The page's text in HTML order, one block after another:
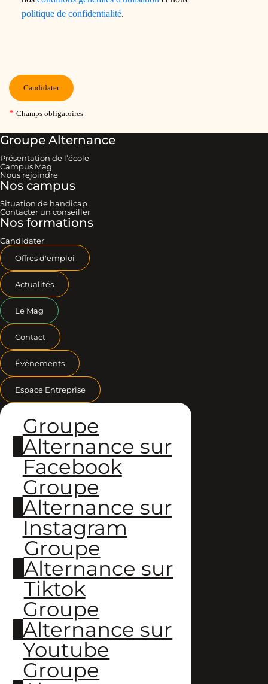
Groupe Alternance
Présentation de l’école
Campus Mag
Nous rejoindre
Nos campus
Situation de handicap
Contacter un conseiller
Nos formations
Candidater
Offres d'emploi
Actualités
Le Mag
Contact
Événements
Espace Entreprise
Groupe
Alternance sur
Facebook
Groupe
Alternance sur
Instagram
Groupe
Alternance sur
Tiktok
Groupe
Alternance sur
Youtube
Groupe